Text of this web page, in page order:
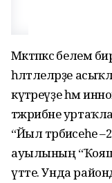
Мәктәпкәсә
һәләтлеләрҙе
күтәреүҙе һәм
тәжрибәне
“Йыл тәрбиәсеһе
ауылының
үтте. Унда